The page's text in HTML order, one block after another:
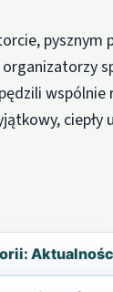
pysznym
wspólnie
ciepły